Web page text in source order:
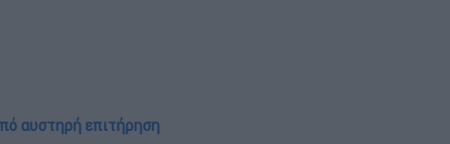
αυστηρή επιτήρηση